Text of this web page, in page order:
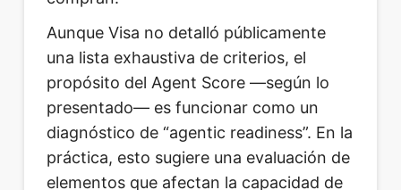
Aunque Visa no detalló públicamente
una lista exhaustiva de criterios, el
propósito del Agent Score —según lo
presentado— es funcionar como un
diagnóstico de “agentic readiness”. En la
práctica, esto sugiere una evaluación de
elementos que afectan la capacidad de